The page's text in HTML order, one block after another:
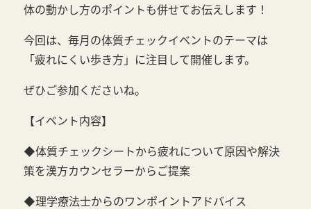
体の動かし方のポイントも併せてお伝えします！
今回は、毎月の体質チェックイベントのテーマは
「疲れにくい歩き方」に注目して開催します。
ぜひご参加くださいね。
【イベント内容】
◆体質チェックシートから疲れについて原因や解決
策を漢方カウンセラーからご提案
◆理学療法士からのワンポイントアドバイス